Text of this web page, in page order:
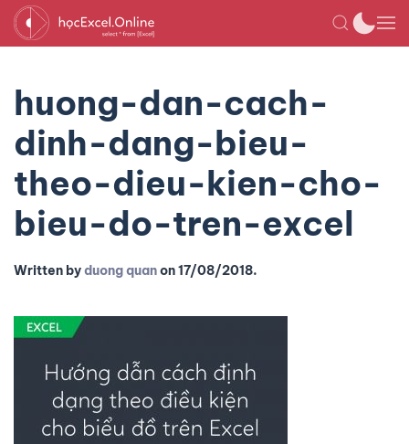
huong-dan-cach-
dinh-dang-bieu-
theo-dieu-kien-cho-
bieu-do-tren-excel
Written byduong quanon17/08/2018.